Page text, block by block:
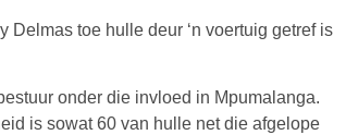
Delmas toe hulle deur ‘n voertuig getref is
onder die invloed in Mpumalanga.
is sowat 60 van hulle net die afgelope